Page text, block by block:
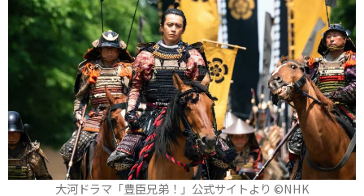
大河ドラマ「豊臣兄弟！」公式サイトより ©️NHK